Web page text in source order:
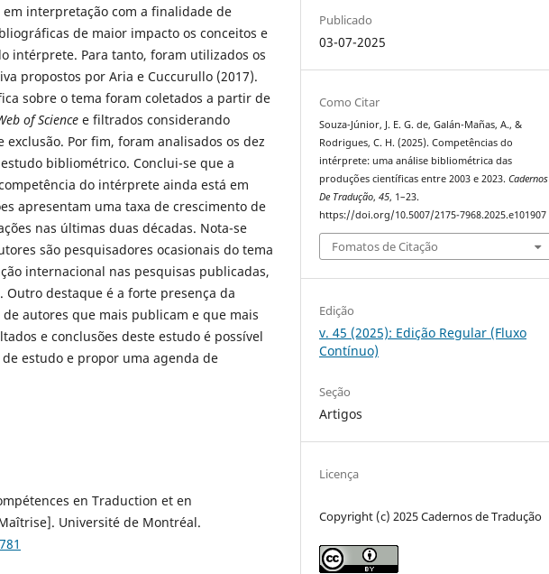
interpretação com a finalidade de
de maior impacto os conceitos e
intérprete. Para tanto, foram utilizados os
propostos por Aria e Cuccurullo (2017).
sobre o tema foram coletados a partir de
of Science e filtrados considerando
Por fim, foram analisados os dez
bibliométrico. Conclui-se que a
do intérprete ainda está em
apresentam uma taxa de crescimento de
nas últimas duas décadas. Nota-se
são pesquisadores ocasionais do tema
internacional nas pesquisas publicadas,
Outro destaque é a forte presença da
autores que mais publicam e que mais
e conclusões deste estudo é possível
estudo e propor uma agenda de
en Traduction et en
Université de Montréal.
Publicado
03-07-2025
Como Citar
Souza-Júnior, J. E. G. de, Galán-Mañas, A., &
Rodrigues, C. H. (2025). Competências do
intérprete: uma análise bibliométrica das
produções científicas entre 2003 e 2023.Cadernos
De Tradução,45, 1–23.
https://doi.org/10.5007/2175-7968.2025.e101907
Fomatos de Citação
Edição
v. 45 (2025): Edição Regular (Fluxo
Contínuo)
Seção
Artigos
Licença
Copyright (c) 2025 Cadernos de Tradução